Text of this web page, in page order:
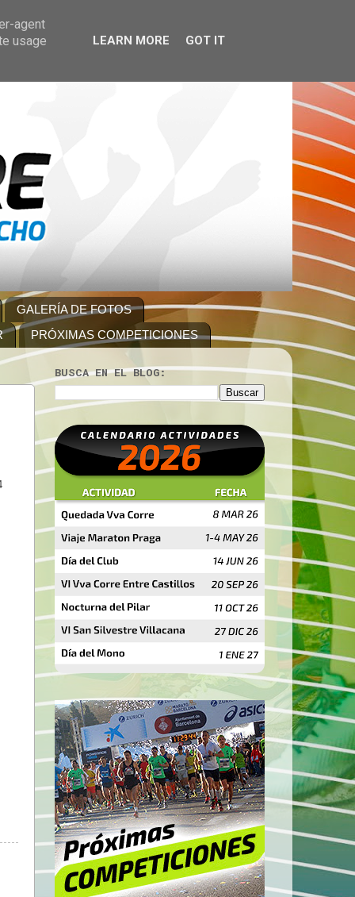
GALERÍA DE FOTOS
PRÓXIMAS COMPETICIONES
BUSCA EN EL BLOG:
agent
usage
LEARN MORE GOT IT